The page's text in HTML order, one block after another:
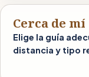
Cerca de mí
Elige la guía
distancia y tipo